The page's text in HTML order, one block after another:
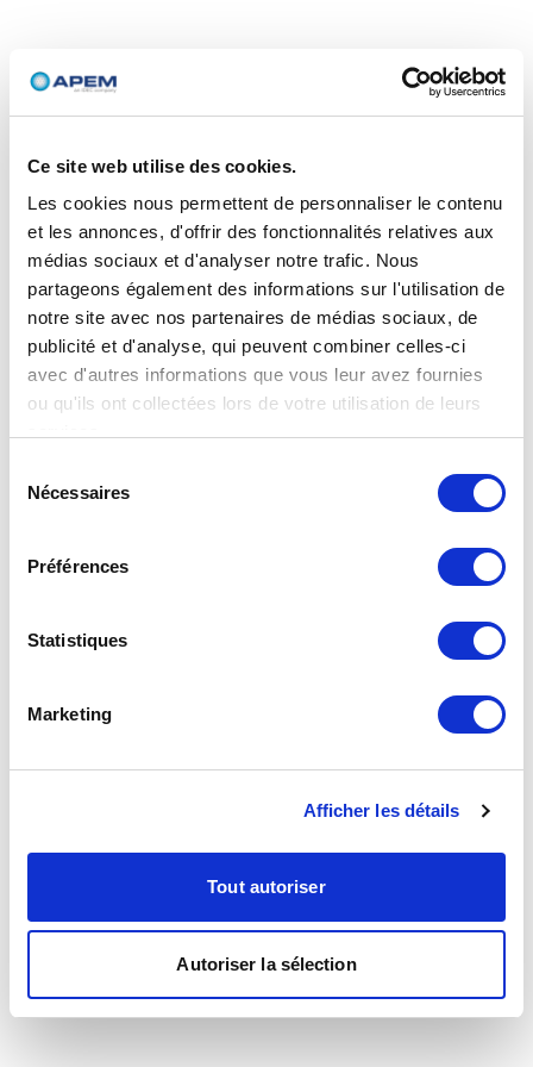
Ce site web utilise des cookies.
Les cookies nous permettent de personnaliser le contenu
et les annonces, d'offrir des fonctionnalités relatives aux
médias sociaux et d'analyser notre trafic. Nous
partageons également des informations sur l'utilisation de
notre site avec nos partenaires de médias sociaux, de
publicité et d'analyse, qui peuvent combiner celles-ci
avec d'autres informations que vous leur avez fournies
ou qu'ils ont collectées lors de votre utilisation de leurs
Nécessaires
Préférences
Statistiques
Marketing
Afficher les détails
Tout autoriser
Autoriser la sélection